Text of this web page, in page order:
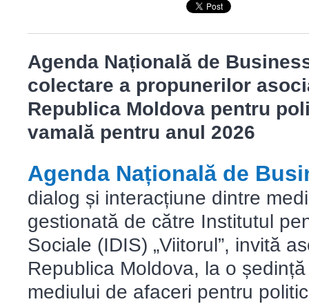
Agenda Națională de
colectare a propunerilor
Republica Moldova pentru
vamală pentru anul 2026
Agenda Națională de
dialog și interacțiune dintre
gestionată de către Institutul
Sociale (IDIS) „Viitorul”, invită
Republica Moldova, la o
mediului de afaceri pentru